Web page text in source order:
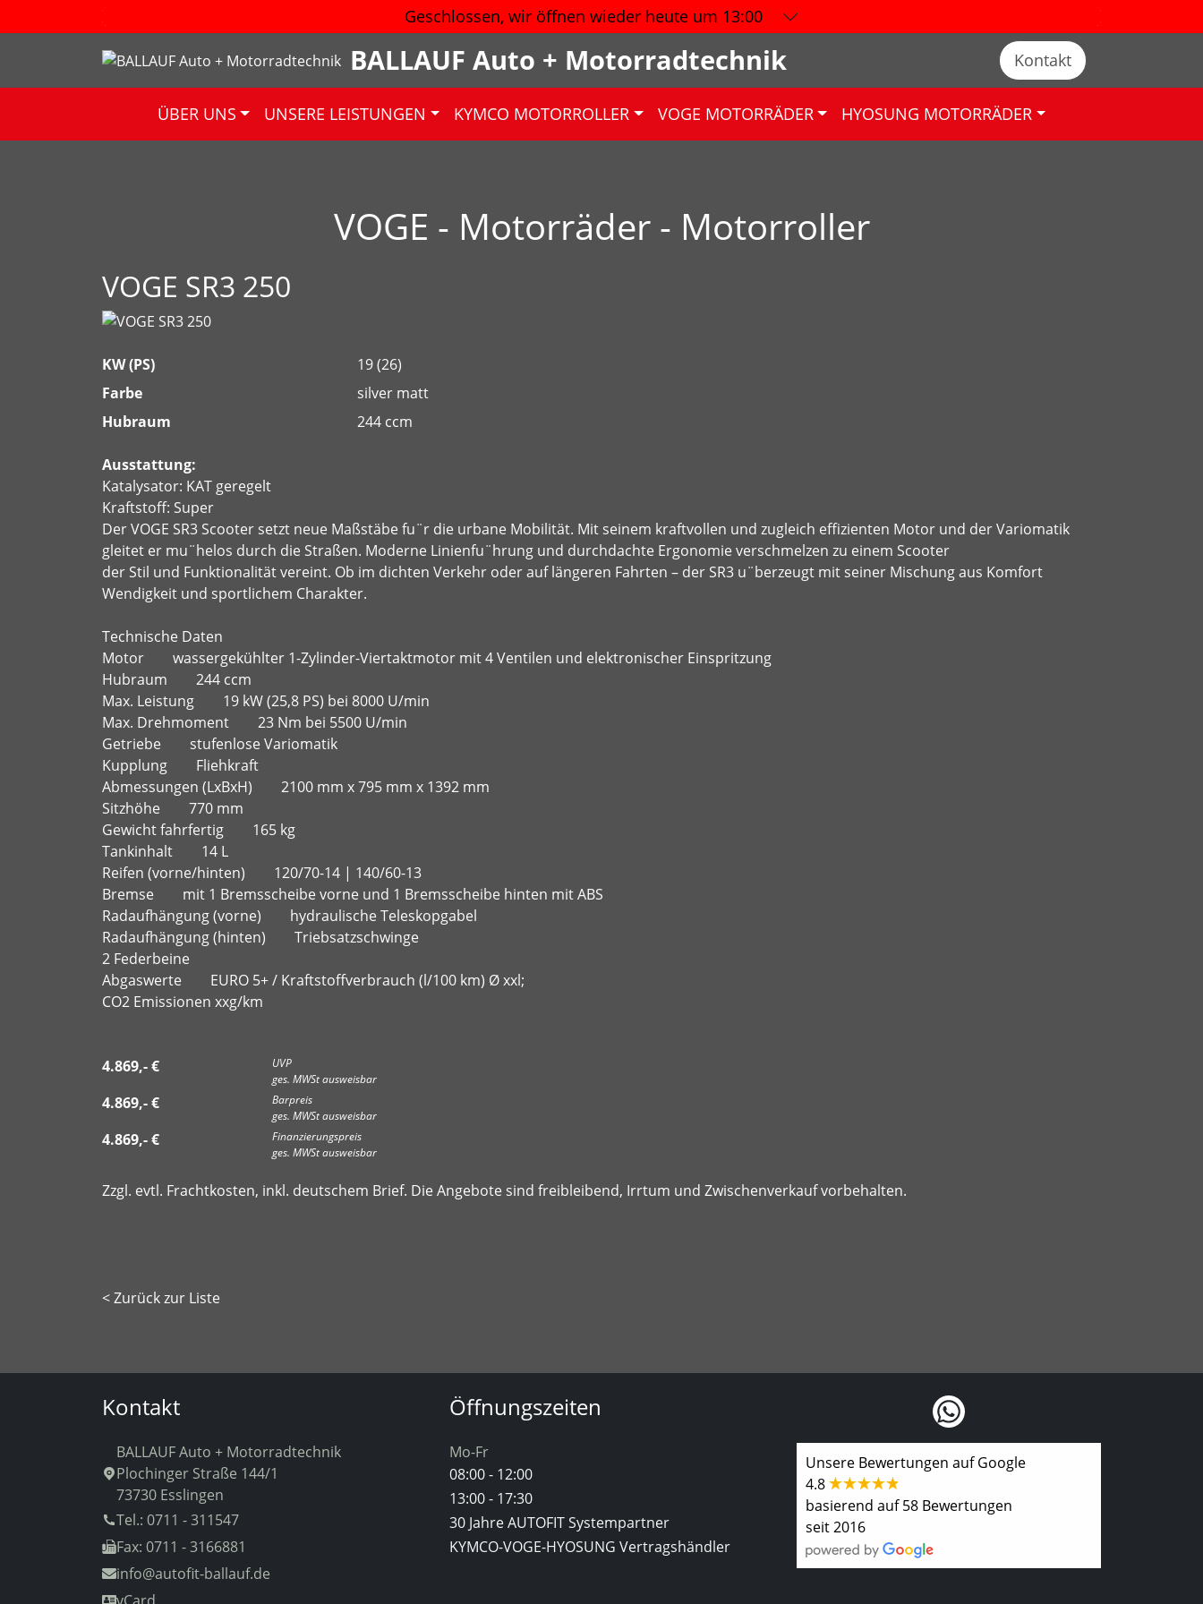
Geschlossen, wir öffnen wieder heute um 13:00
BALLAUF Auto + Motorradtechnik Kontakt
ÜBER UNS UNSERE LEISTUNGEN KYMCO MOTORROLLER VOGE MOTORRÄDER HYOSUNG MOTORRÄDER
VOGE - Motorräder - Motorroller
VOGE SR3 250
KW (PS)
19 (26)
Farbe
silver matt
Hubraum
244 ccm
Ausstattung:
Katalysator: KAT geregelt
Kraftstoff: Super
Der VOGE SR3 Scooter setzt neue Maßstäbe fu¨r die urbane Mobilität. Mit seinem kraftvollen und zugleich effizienten Motor und der Variomatik
gleitet er mu¨helos durch die Straßen. Moderne Linienfu¨hrung und durchdachte Ergonomie verschmelzen zu einem Scooter
der Stil und Funktionalität vereint. Ob im dichten Verkehr oder auf längeren Fahrten – der SR3 u¨berzeugt mit seiner Mischung aus Komfort
Wendigkeit und sportlichem Charakter.
Technische Daten
Motor wassergekühlter 1-Zylinder-Viertaktmotor mit 4 Ventilen und elektronischer Einspritzung
Hubraum 244 ccm
Max. Leistung 19 kW (25,8 PS) bei 8000 U/min
Max. Drehmoment 23 Nm bei 5500 U/min
Getriebe stufenlose Variomatik
Kupplung Fliehkraft
Abmessungen (LxBxH) 2100 mm x 795 mm x 1392 mm
Sitzhöhe 770 mm
Gewicht fahrfertig 165 kg
Tankinhalt 14 L
Reifen (vorne/hinten) 120/70-14 | 140/60-13
Bremse mit 1 Bremsscheibe vorne und 1 Bremsscheibe hinten mit ABS
Radaufhängung (vorne) hydraulische Teleskopgabel
Radaufhängung (hinten) Triebsatzschwinge
2 Federbeine
Abgaswerte EURO 5+ / Kraftstoffverbrauch (l/100 km) Ø xxl;
CO2 Emissionen xxg/km
4.869,- €
UVP
ges. MWSt ausweisbar
4.869,- €
Barpreis
ges. MWSt ausweisbar
4.869,- €
Finanzierungspreis
ges. MWSt ausweisbar
Zzgl. evtl. Frachtkosten, inkl. deutschem Brief. Die Angebote sind freibleibend, Irrtum und Zwischenverkauf vorbehalten.
< Zurück zur Liste
Kontakt
BALLAUF Auto + Motorradtechnik
Plochinger Straße 144/1
73730 Esslingen
Tel.: 0711 - 311547
Fax: 0711 - 3166881
info@autofit-ballauf.de
Öffnungszeiten
Mo-Fr
08:00 - 12:00
13:00 - 17:30
30 Jahre AUTOFIT Systempartner
KYMCO-VOGE-HYOSUNG Vertragshändler
Unsere Bewertungen auf Google
4.8
basierend auf 58 Bewertungen
seit 2016